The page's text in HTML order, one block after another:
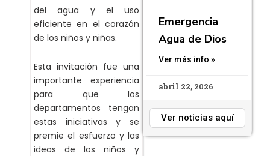
del agua y el uso
eficiente en el corazón
de los niños y niñas.
Esta invitación fue una
importante experiencia
para que los
departamentos tengan
estas iniciativas y se
premie el esfuerzo y las
ideas de los niños y
Emergencia
Agua de Dios
Ver más info »
abril 22, 2026
Ver noticias aquí